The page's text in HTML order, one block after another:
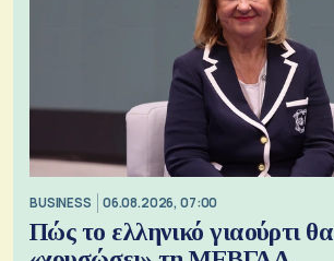
BUSINESS 06.08.2026, 07:00
Πώς το ελληνικό γιαούρτι θα